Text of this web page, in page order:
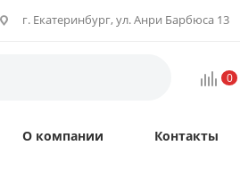
г. Екатеринбург, ул. Анри Барбюса 13
0
О компании Контакты